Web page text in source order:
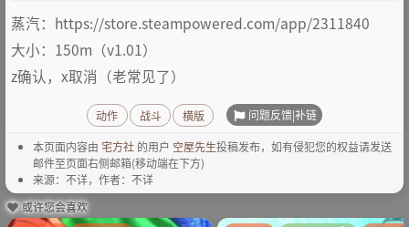
蒸汽：https://store.steampowered.com/app/2311840
大小：150m（v1.01）
z确认，x取消（老常见了）
动作 战斗 横版 问题反馈|补链
本页面内容由 宅方社 的用户 空屋先生投稿发布，如有侵犯您的权益请发送
邮件至页面右侧邮箱(移动端在下方)
来源：不详，作者：不详
或许您会喜欢